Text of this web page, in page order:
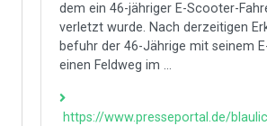
dem ein 46-jähriger E-Scooter-
verletzt wurde. Nach derzeitigen
befuhr der 46-Jährige mit seinem
einen Feldweg im ...
https://www.presseportal.de/